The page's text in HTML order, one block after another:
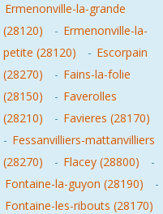
Ermenonville-la-grande
(28120)
- Ermenonville-la-
petite (28120)
- Escorpain
(28270)
- Fains-la-folie
(28150)
- Faverolles
(28210)
- Favieres (28170)
- Fessanvilliers-mattanvilliers
(28270)
- Flacey (28800)
-
Fontaine-la-guyon (28190)
-
Fontaine-les-ribouts (28170)